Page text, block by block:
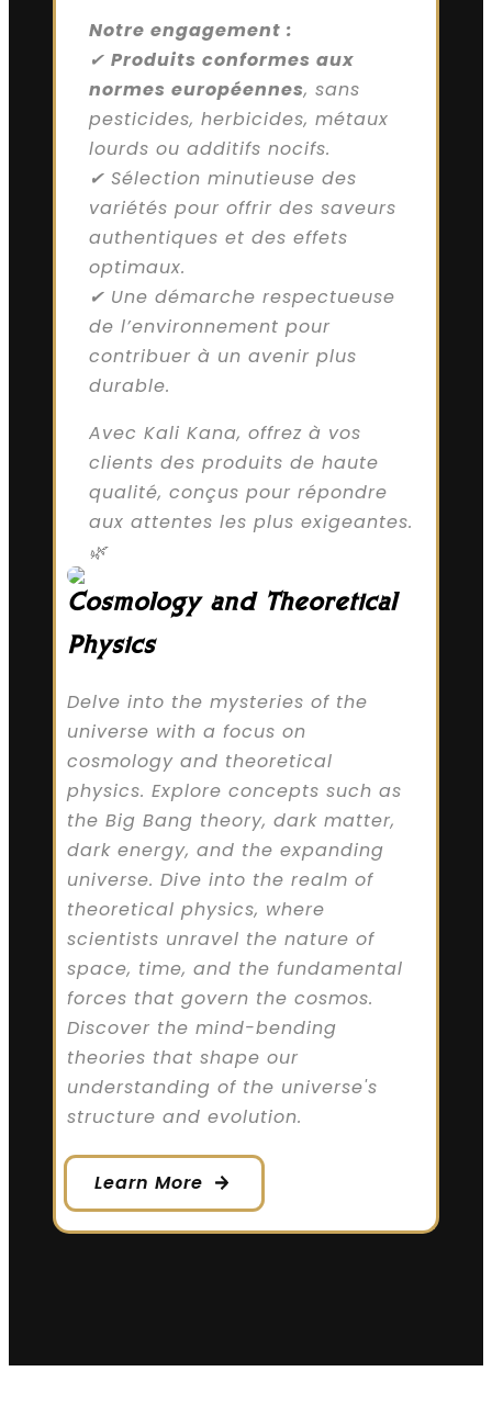
Notre engagement :
✔ Produits conformes aux
normes européennes, sans
pesticides, herbicides, métaux
lourds ou additifs nocifs.
✔ Sélection minutieuse des
variétés pour offrir des saveurs
authentiques et des effets
optimaux.
✔ Une démarche respectueuse
de l’environnement pour
contribuer à un avenir plus
durable.
Avec Kali Kana, offrez à vos
clients des produits de haute
qualité, conçus pour répondre
aux attentes les plus exigeantes.
🌿
Cosmology and Theoretical
Physics
Delve into the mysteries of the
universe with a focus on
cosmology and theoretical
physics. Explore concepts such as
the Big Bang theory, dark matter,
dark energy, and the expanding
universe. Dive into the realm of
theoretical physics, where
scientists unravel the nature of
space, time, and the fundamental
forces that govern the cosmos.
Discover the mind-bending
theories that shape our
understanding of the universe's
structure and evolution.
Learn More